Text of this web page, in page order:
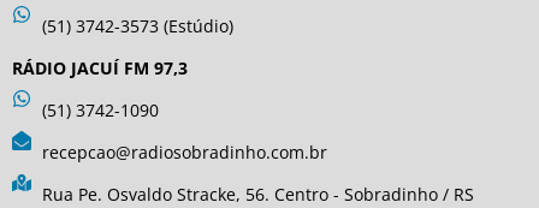
(51) 3742-3573 (Estúdio)
RÁDIO JACUÍ FM 97,3
(51) 3742-1090
recepcao@radiosobradinho.com.br
Rua Pe. Osvaldo Stracke, 56. Centro - Sobradinho / RS